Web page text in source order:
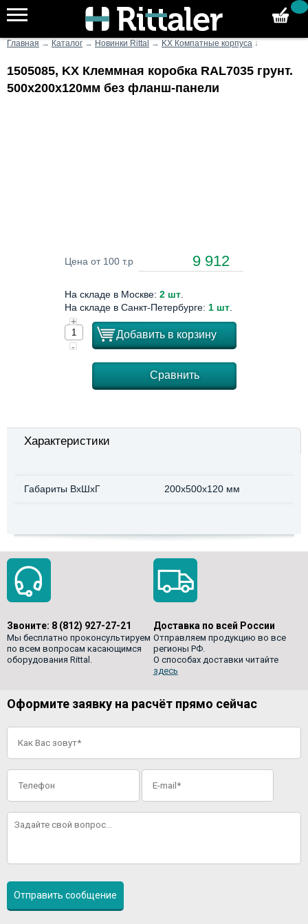
Главная → Каталог → Новинки Rittal → KX Компатные корпуса ↓
1505085, KX Клеммная коробка RAL7035 грунт.
500х200х120мм без фланш-панели
Цена от 100 т.р 9 912
На складе в Москве: 2 шт
На складе в Санкт-Петербурге: 1 шт
+
-
Добавить в корзину
Сравнить
Характеристики
Габариты ВхШхГ 200x500x120 мм
Звоните: 8 (812) 927-27-21
Мы бесплатно проконсультируем
по всем вопросам касающимся
оборудования Rittal.
Доставка по всей России
Отправляем продукцию во все
регионы РФ.
О способах доставки читайте
здесь
Оформите заявку на расчёт прямо сейчас